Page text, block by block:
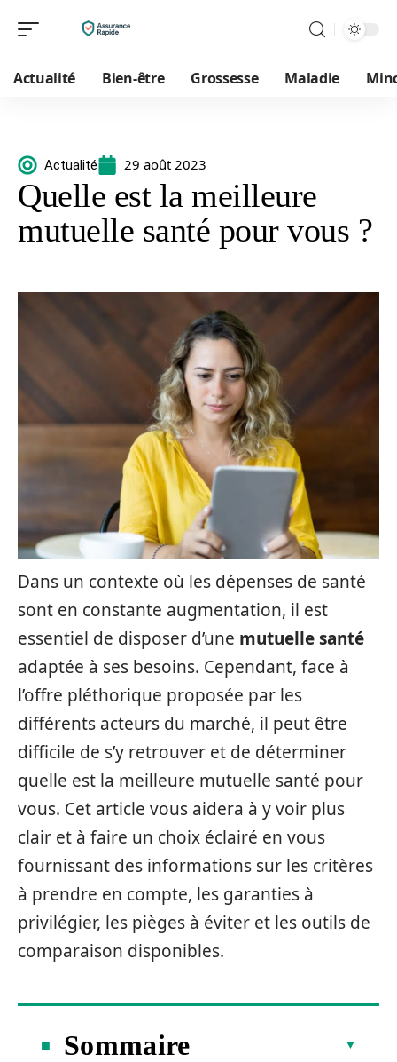
Actualité Bien-être Grossesse Maladie
Actualité 29 août 2023
Quelle est la meilleure
mutuelle santé pour vous ?
Dans un contexte où les dépenses de santé
sont en constante augmentation, il est
essentiel de disposer d’une mutuelle santé
adaptée à ses besoins. Cependant, face à
l’offre pléthorique proposée par les
différents acteurs du marché, il peut être
difficile de s’y retrouver et de déterminer
quelle est la meilleure mutuelle santé pour
vous. Cet article vous aidera à y voir plus
clair et à faire un choix éclairé en vous
fournissant des informations sur les critères
à prendre en compte, les garanties à
privilégier, les pièges à éviter et les outils de
comparaison disponibles.
Sommaire